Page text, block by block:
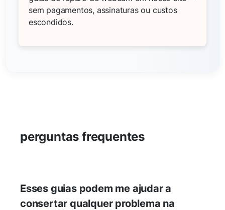
sem pagamentos, assinaturas ou custos
escondidos.
perguntas frequentes
Esses guias podem me ajudar a
consertar qualquer problema na